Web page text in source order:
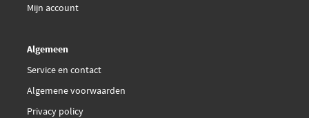
Mijn account
Algemeen
Service en contact
Algemene voorwaarden
Privacy policy